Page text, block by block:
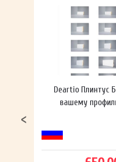
Deartio Плинтус
вашему